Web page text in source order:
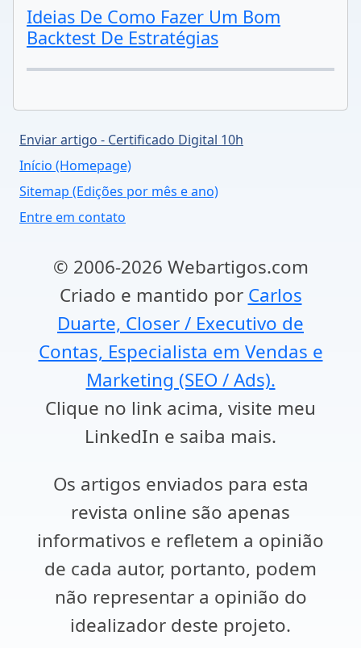
Ideias De Como Fazer Um Bom
Backtest De Estratégias
Enviar artigo - Certificado Digital 10h
Início (Homepage)
Sitemap (Edições por mês e ano)
Entre em contato
© 2006-2026 Webartigos.com
Criado e mantido por Carlos
Duarte, Closer / Executivo de
Contas, Especialista em Vendas e
Marketing (SEO / Ads).
Clique no link acima, visite meu
LinkedIn e saiba mais.
Os artigos enviados para esta
revista online são apenas
informativos e refletem a opinião
de cada autor, portanto, podem
não representar a opinião do
idealizador deste projeto.